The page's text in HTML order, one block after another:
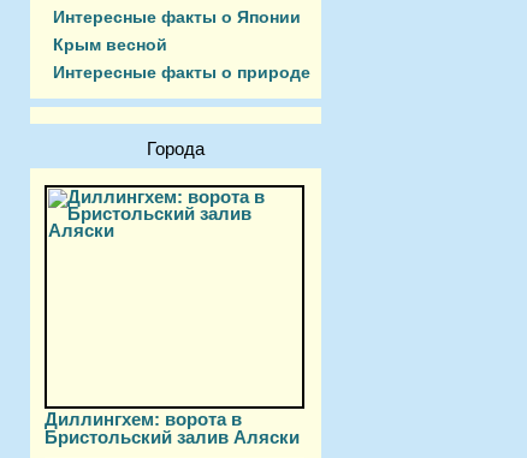
Интересные факты о Японии
Крым весной
Интересные факты о природе
Города
Диллингхем: ворота в
Бристольский залив Аляски